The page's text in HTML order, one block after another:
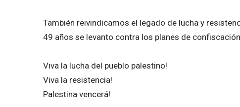
También reivindicamos el legado de lucha y
49 años se levanto contra los planes de
Viva la lucha del pueblo palestino!
Viva la resistencia!
Palestina vencerá!